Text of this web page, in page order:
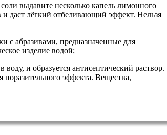
выдавите несколько капель лимонного
даст лёгкий отбеливающий эффект. Нельзя
абразивами, предназначенные для
изделие водой;
и образуется антисептический раствор.
поразительного эффекта. Вещества,